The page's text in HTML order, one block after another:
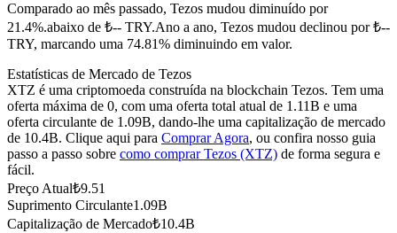
Futuros usando USDC como garantia
Copiar Trading
Junte-se aos principais traders
Comparado ao mês passado, Tezos mudou diminuído por
21.4%.abaixo de ₺-- TRY.Ano a ano, Tezos mudou declinou por ₺--
TRY, marcando uma 74.81% diminuindo em valor.
Estatísticas de Mercado de Tezos
XTZ é uma criptomoeda construída na blockchain Tezos. Tem uma
oferta máxima de 0, com uma oferta total atual de 1.11B e uma
oferta circulante de 1.09B, dando-lhe uma capitalização de mercado
de 10.4B. Clique aqui para Comprar Agora, ou confira nosso guia
passo a passo sobre como comprar Tezos (XTZ) de forma segura e
fácil.
Preço Atual₺9.51
Suprimento Circulante1.09B
Capitalização de Mercado₺10.4B